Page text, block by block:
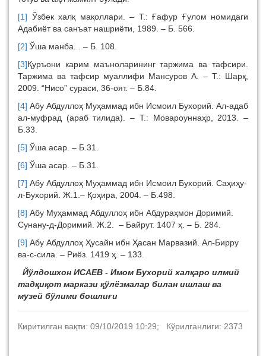
[1] Ўзбек халқ мақоллари. – Т.: Ғафур Ғулом номидаги
Адабиёт ва санъат нашриёти, 1989. – Б. 566.
[2] Ўша манба. . – Б. 108.
[3]Қуръони карим маъноларининг таржима ва тафсири.
Таржима ва тафсир муаллифи Мансуров А. – Т.: Шарқ,
2009. “Нисо” сураси, 36-оят. – Б.84.
[4] Абу Абдуллоҳ Муҳаммад ибн Исмоил Бухорий. Ал-адаб
ал-муфрад (араб тилида). – Т.: Мовароуннаҳр, 2013. –
Б.33.
[5] Ўша асар. – Б.31.
[6] Ўша асар. – Б.31.
[7] Абу Абдуллоҳ Муҳаммад ибн Исмоил Бухорий. Саҳиҳу-
л-Бухорий. Ж.1.– Қоҳира, 2004. – Б.498.
[8] Абу Муҳаммад Абдуллоҳ ибн Абдураҳмон Доримий.
Сунану-д-Доримий. Ж.2. – Байрут. 1407 ҳ. – Б. 284.
[9] Абу Абдуллоҳ Ҳусайн ибн Ҳасан Марвазий. Ал-Бирру
ва-с-сила. – Риёз. 1419 ҳ. – 133.
Йўлдошхон ИСАЕВ - Имом Бухорий халқаро илмий
тадқиқот маркази қўлёзмалар билан ишлаш ва
музей бўлими бошлиғи
Киритилган вақти: 09/10/2019 10:29; Кўрилганлиги: 2373